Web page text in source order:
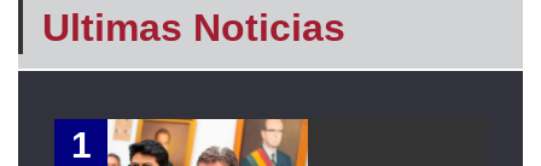
Ultimas Noticias
1